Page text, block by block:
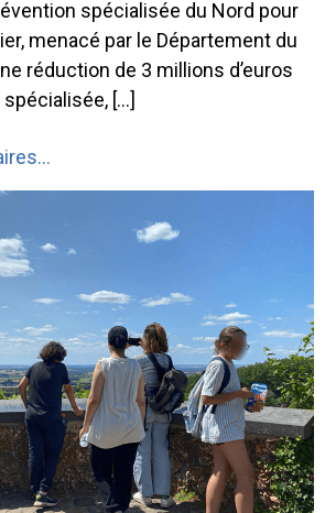
spécialisée du Nord pour
menacé par le Département du
réduction de 3 millions d’euros
[…]